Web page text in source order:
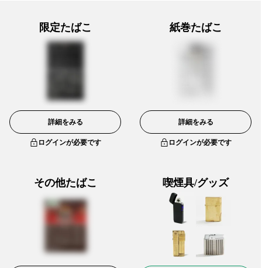
限定たばこ
詳細をみる
ログインが必要です
紙巻たばこ
詳細をみる
ログインが必要です
その他たばこ 喫煙具/グッズ